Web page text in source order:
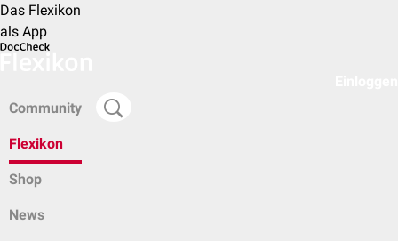
Das Flexikon
als App
Community
Flexikon
Shop
News